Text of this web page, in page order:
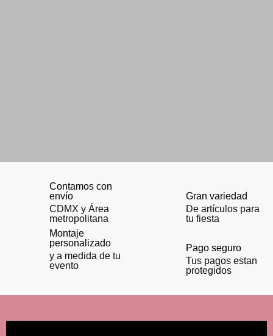
Contamos con
envío
CDMX y Área
metropolitana
Gran variedad
De artículos para
tu fiesta
Montaje
personalizado
y a medida de tu
evento
Pago seguro
Tus pagos estan
protegidos